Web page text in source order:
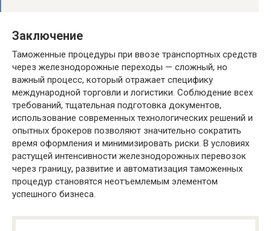
Заключение
Таможенные процедуры при ввозе транспортных средств
через железнодорожные переходы — сложный, но
важный процесс, который отражает специфику
международной торговли и логистики. Соблюдение всех
требований, тщательная подготовка документов,
использование современных технологических решений и
опытных брокеров позволяют значительно сократить
время оформления и минимизировать риски. В условиях
растущей интенсивности железнодорожных перевозок
через границу, развитие и автоматизация таможенных
процедур становятся неотъемлемым элементом
успешного бизнеса.